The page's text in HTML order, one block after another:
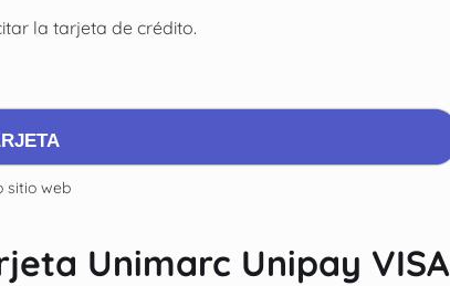
la tarjeta de crédito.
sitio web
Unimarc Unipay VISA